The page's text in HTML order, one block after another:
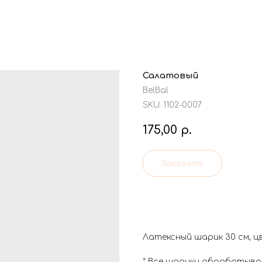
Салатовый
BelBal
SKU: 1102-0007
175,00 р.
Заказать
Латексный шарик 30 см,